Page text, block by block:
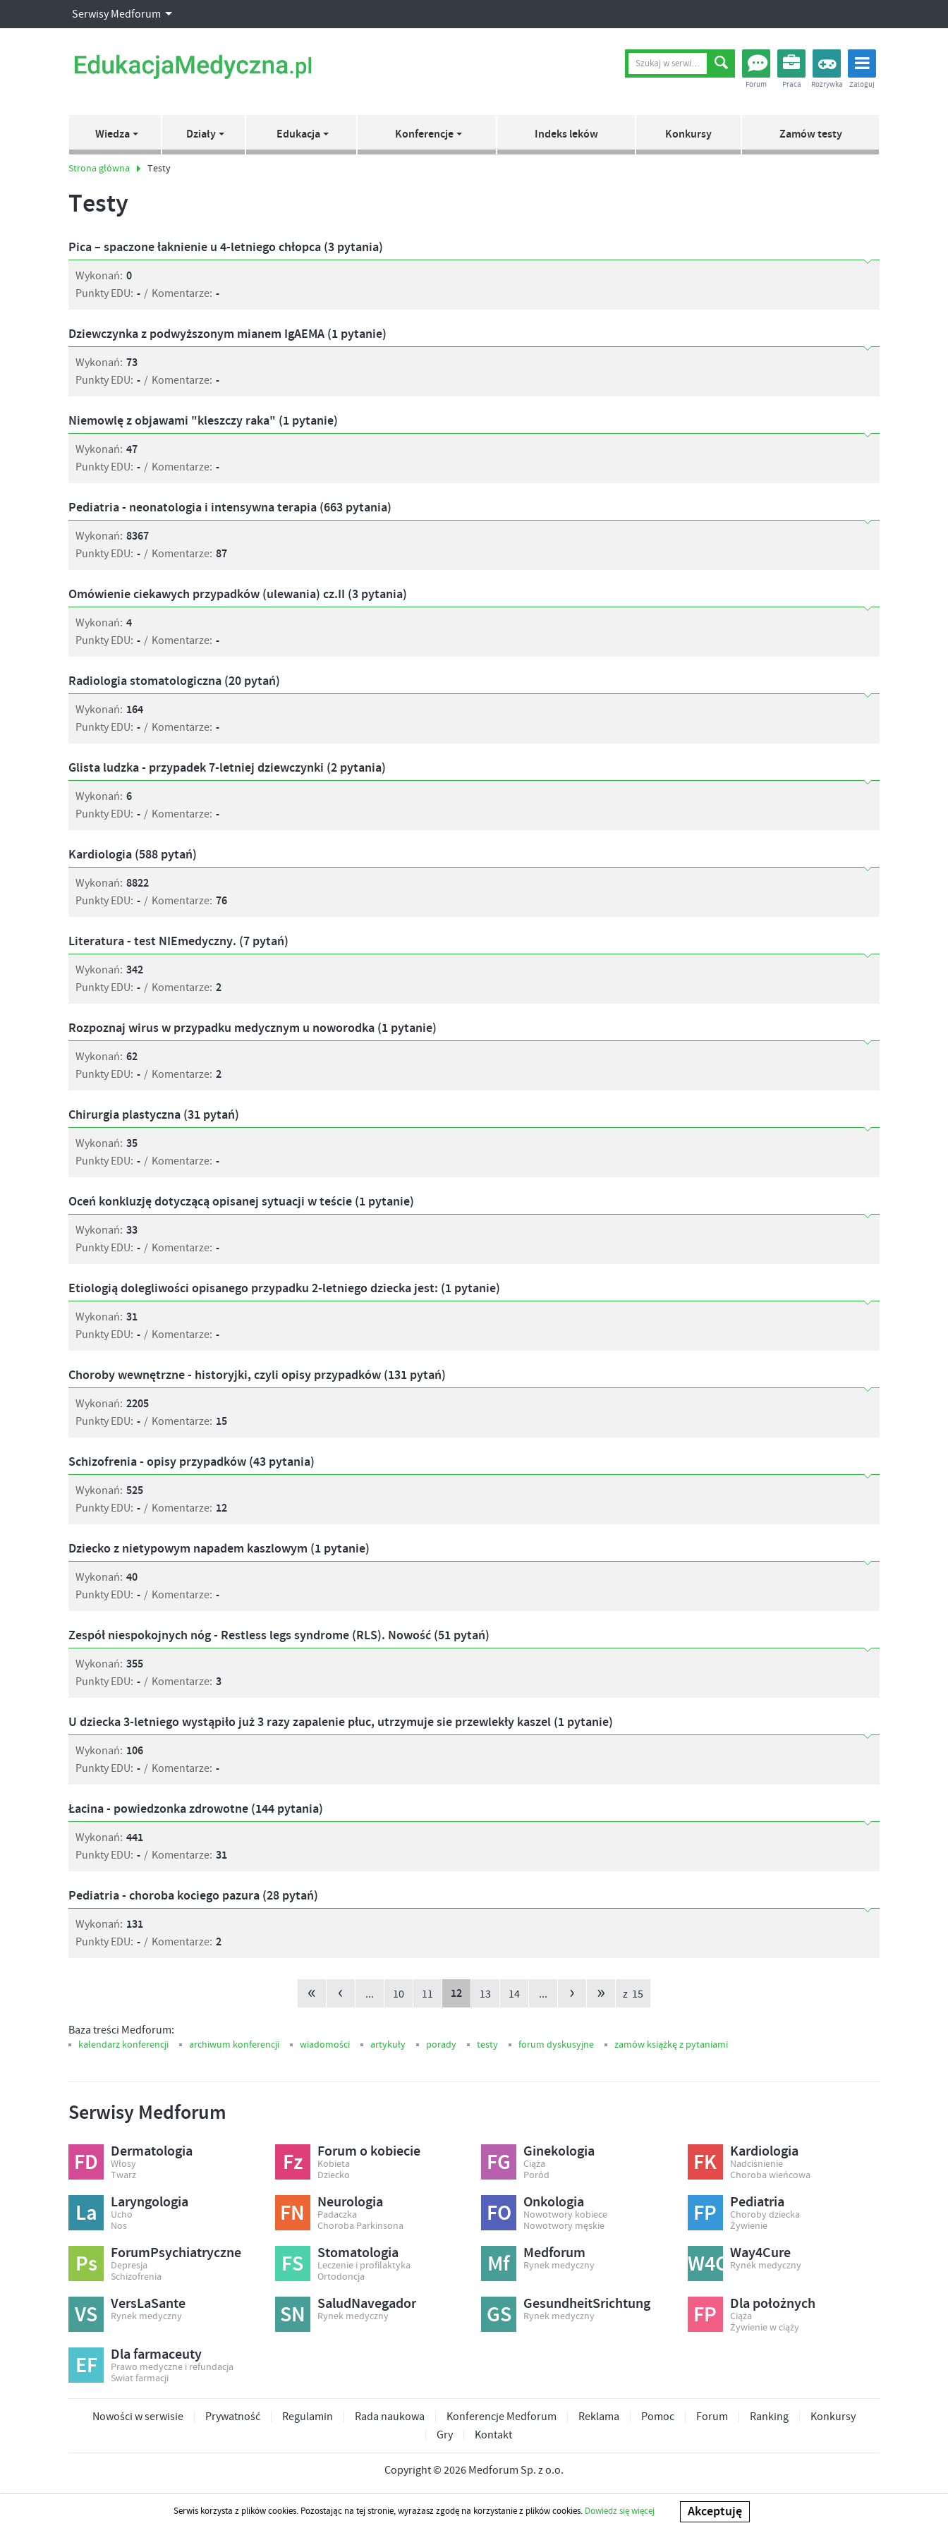
Serwisy Medforum
Wiedza Działy Edukacja Konferencje Indeks leków Konkursy Zamów testy
Forum Praca Rozrywka Zaloguj
Strona główna Testy
Testy
Pica – spaczone łaknienie u 4-letniego chłopca (3 pytania)
Wykonań: 0
Punkty EDU: - / Komentarze: -
Dziewczynka z podwyższonym mianem IgAEMA (1 pytanie)
Wykonań: 73
Punkty EDU: - / Komentarze: -
Niemowlę z objawami "kleszczy raka" (1 pytanie)
Wykonań: 47
Punkty EDU: - / Komentarze: -
Pediatria - neonatologia i intensywna terapia (663 pytania)
Wykonań: 8367
Punkty EDU: - / Komentarze: 87
Omówienie ciekawych przypadków (ulewania) cz.II (3 pytania)
Wykonań: 4
Punkty EDU: - / Komentarze: -
Radiologia stomatologiczna (20 pytań)
Wykonań: 164
Punkty EDU: - / Komentarze: -
Glista ludzka - przypadek 7-letniej dziewczynki (2 pytania)
Wykonań: 6
Punkty EDU: - / Komentarze: -
Kardiologia (588 pytań)
Wykonań: 8822
Punkty EDU: - / Komentarze: 76
Literatura - test NIEmedyczny. (7 pytań)
Wykonań: 342
Punkty EDU: - / Komentarze: 2
Rozpoznaj wirus w przypadku medycznym u noworodka (1 pytanie)
Wykonań: 62
Punkty EDU: - / Komentarze: 2
Chirurgia plastyczna (31 pytań)
Wykonań: 35
Punkty EDU: - / Komentarze: -
Oceń konkluzję dotyczącą opisanej sytuacji w teście (1 pytanie)
Wykonań: 33
Punkty EDU: - / Komentarze: -
Etiologią dolegliwości opisanego przypadku 2-letniego dziecka jest: (1 pytanie)
Wykonań: 31
Punkty EDU: - / Komentarze: -
Choroby wewnętrzne - historyjki, czyli opisy przypadków (131 pytań)
Wykonań: 2205
Punkty EDU: - / Komentarze: 15
Schizofrenia - opisy przypadków (43 pytania)
Wykonań: 525
Punkty EDU: - / Komentarze: 12
Dziecko z nietypowym napadem kaszlowym (1 pytanie)
Wykonań: 40
Punkty EDU: - / Komentarze: -
Zespół niespokojnych nóg - Restless legs syndrome (RLS). Nowość (51 pytań)
Wykonań: 355
Punkty EDU: - / Komentarze: 3
U dziecka 3-letniego wystąpiło już 3 razy zapalenie płuc, utrzymuje sie przewlekły kaszel (1 pytanie)
Wykonań: 106
Punkty EDU: - / Komentarze: -
Łacina - powiedzonka zdrowotne (144 pytania)
Wykonań: 441
Punkty EDU: - / Komentarze: 31
Pediatria - choroba kociego pazura (28 pytań)
Wykonań: 131
Punkty EDU: - / Komentarze: 2
« ‹ ... 10 11 12 13 14 ... › » z 15
Baza treści Medforum:
kalendarz konferencji archiwum konferencji wiadomości artykuły porady testy forum dyskusyjne zamów książkę z pytaniami
Serwisy Medforum
FD Dermatologia
Włosy
Twarz
Fz Forum o kobiecie
Kobieta
Dziecko
FG Ginekologia
Ciąża
Poród
FK Kardiologia
Nadciśnienie
Choroba wieńcowa
La Laryngologia
Ucho
Nos
FN Neurologia
Padaczka
Choroba Parkinsona
FO Onkologia
Nowotwory kobiece
Nowotwory męskie
FP Pediatria
Choroby dziecka
Żywienie
Ps ForumPsychiatryczne
Depresja
Schizofrenia
FS Stomatologia
Leczenie i profilaktyka
Ortodoncja
Mf Medforum
Rynek medyczny W4C Way4Cure
Rynek medyczny
VS VersLaSante
Rynek medyczny SN SaludNavegador
Rynek medyczny GS GesundheitSrichtung
Rynek medyczny FP Dla położnych
Ciąża
Żywienie w ciąży
EF Dla farmaceuty
Prawo medyczne i refundacja
Świat farmacji
Nowości w serwisie Prywatność Regulamin Rada naukowa Konferencje Medforum Reklama Pomoc Forum Ranking
Konkursy
Gry
Kontakt
Copyright © 2026 Medforum Sp. z o.o.
Serwis korzysta z plików cookies. Pozostając na tej stronie, wyrażasz zgodę na korzystanie z plików cookies. Dowiedz się więcej Akceptuję